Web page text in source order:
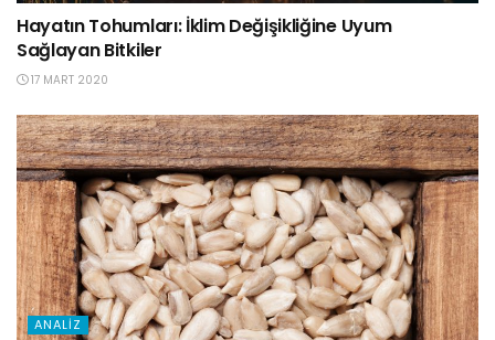
Hayatın Tohumları: İklim Değişikliğine Uyum
Sağlayan Bitkiler
17 MART 2020
ANALIZ